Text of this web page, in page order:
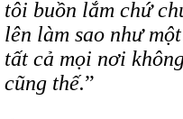
tôi buồn lắm chứ
lên làm sao như
tất cả mọi nơi
cũng thế.”